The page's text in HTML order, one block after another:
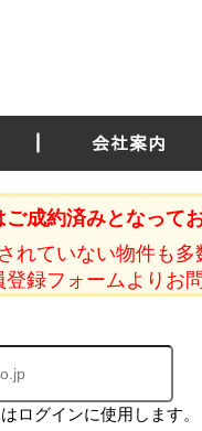
会社案内
成約済みとなってお
れていない物件も多
録フォームよりお
ログインに使用します。